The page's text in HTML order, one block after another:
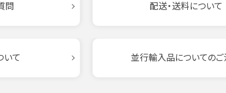
問 配送・送料について
いて 並行輸入品についてのご